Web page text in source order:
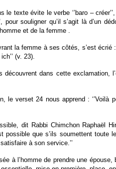
le texte évite le verbe ‘’baro –
pour souligner qu’il s’agit là
et de la femme .
la femme à ses côtés, s’est
(v. 23).
découvrent dans cette exclamation,
le verset 24 nous apprend :
dit Rabbi Chimchon
possible que s’ils soumettent
à son service.’’
à l’homme de prendre une